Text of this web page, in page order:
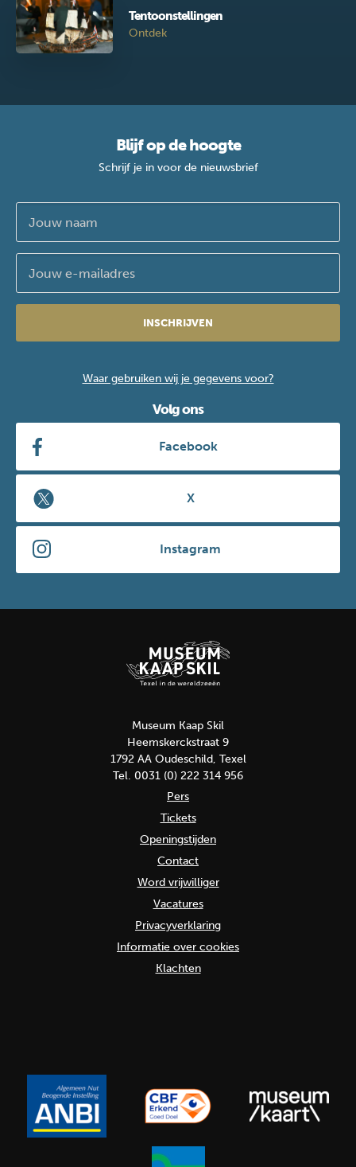
Tentoonstellingen
Ontdek
Blijf op de hoogte
Schrijf je in voor de nieuwsbrief
INSCHRIJVEN
Waar gebruiken wij je gegevens voor?
Volg ons
Facebook
X
Instagram
Museum Kaap Skil
Heemskerckstraat 9
1792 AA Oudeschild, Texel
Tel. 0031 (0) 222 314 956
Pers
Tickets
Openingstijden
Contact
Word vrijwilliger
Vacatures
Privacyverklaring
Informatie over cookies
Klachten